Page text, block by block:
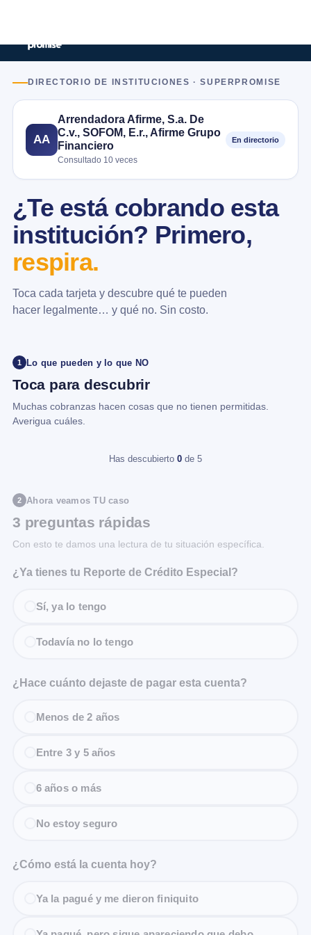
DIRECTORIO DE INSTITUCIONES · SUPERPROMISE
AA
Arrendadora Afirme, S.a. De
C.v., SOFOM, E.r., Afirme Grupo
Financiero
Consultado 10 veces
En directorio
¿Te está cobrando esta
institución? Primero,
respira.
Toca cada tarjeta y descubre qué te pueden
hacer legalmente… y qué no. Sin costo.
1 Lo que pueden y lo que NO
Toca para descubrir
Muchas cobranzas hacen cosas que no tienen permitidas.
Averigua cuáles.
Has descubierto 0 de 5
2 Ahora veamos TU caso
3 preguntas rápidas
Con esto te damos una lectura de tu situación específica.
¿Ya tienes tu Reporte de Crédito Especial?
Sí, ya lo tengo
Todavía no lo tengo
¿Hace cuánto dejaste de pagar esta cuenta?
Menos de 2 años
Entre 3 y 5 años
6 años o más
No estoy seguro
¿Cómo está la cuenta hoy?
Ya la pagué y me dieron finiquito